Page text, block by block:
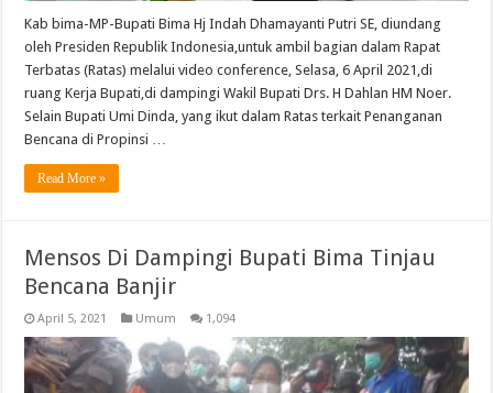
Kab bima-MP-Bupati Bima Hj Indah Dhamayanti Putri SE, diundang
oleh Presiden Republik Indonesia,untuk ambil bagian dalam Rapat
Terbatas (Ratas) melalui video conference, Selasa, 6 April 2021,di
ruang Kerja Bupati,di dampingi Wakil Bupati Drs. H Dahlan HM Noer.
Selain Bupati Umi Dinda, yang ikut dalam Ratas terkait Penanganan
Bencana di Propinsi …
Read More »
Mensos Di Dampingi Bupati Bima Tinjau
Bencana Banjir
April 5, 2021 Umum 1,094